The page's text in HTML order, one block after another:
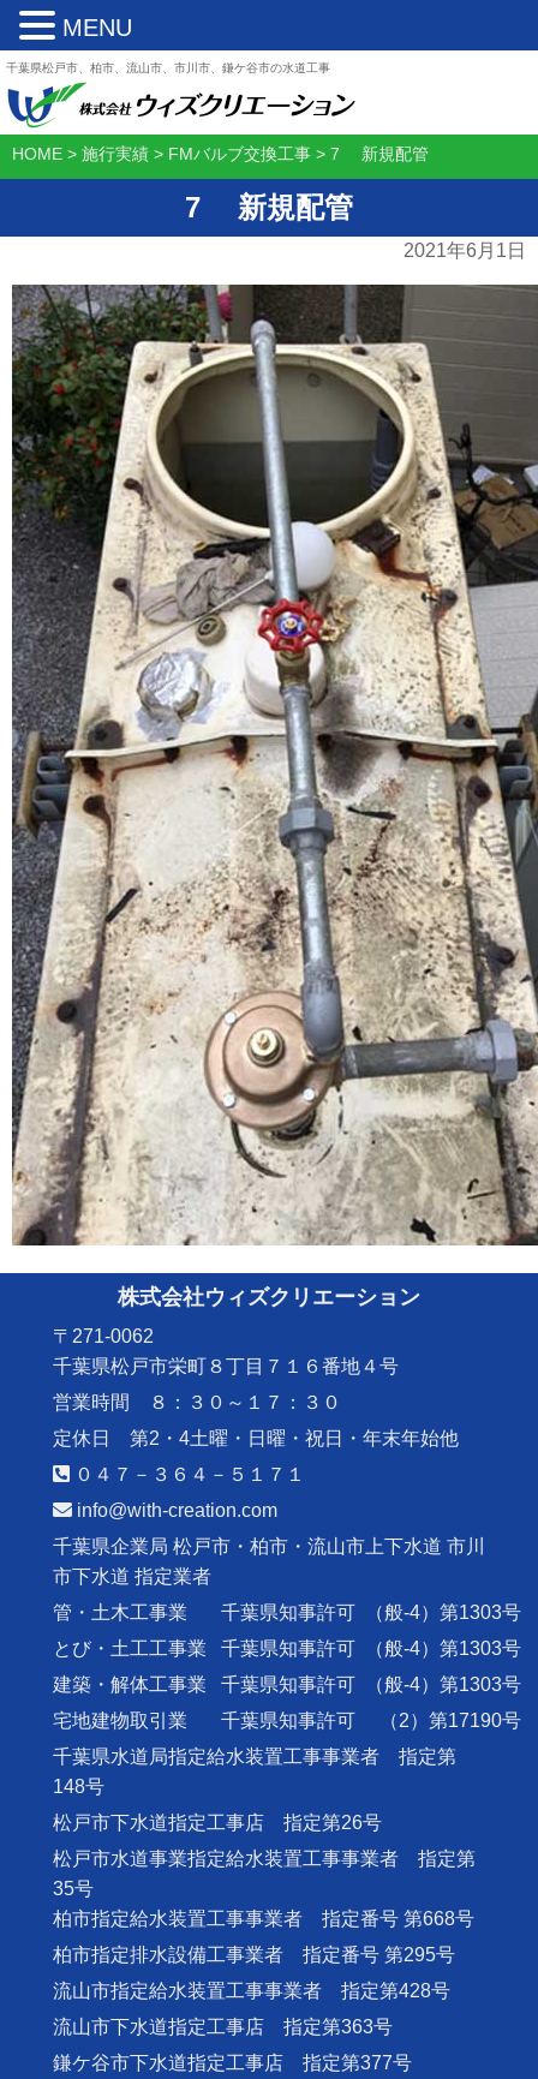
千葉県松戸市、柏市、流山市、市川市、鎌ケ谷市の水道工事
HOME > 施行実績 > FMバルブ交換工事 > 7 新規配管
7 新規配管
2021年6月1日
MENU
株式会社ウィズクリエーション
〒271-0062
千葉県松戸市栄町８丁目７１６番地４号
営業時間 ８：３０～１７：３０
定休日 第2・4土曜・日曜・祝日・年末年始他
０４７－３６４－５１７１
info@with-creation.com
千葉県企業局 松戸市・柏市・流山市上下水道 市川
市下水道 指定業者
管・土木工事業
千葉県知事許可
（般-4）第1303号
とび・土工工事業
千葉県知事許可
（般-4）第1303号
建築・解体工事業
千葉県知事許可
（般-4）第1303号
宅地建物取引業
千葉県知事許可
（2）第17190号
千葉県水道局指定給水装置工事事業者 指定第
148号
松戸市下水道指定工事店 指定第26号
松戸市水道事業指定給水装置工事事業者 指定第
35号
柏市指定給水装置工事事業者 指定番号 第668号
柏市指定排水設備工事業者 指定番号 第295号
流山市指定給水装置工事事業者 指定第428号
流山市下水道指定工事店 指定第363号
鎌ケ谷市下水道指定工事店 指定第377号